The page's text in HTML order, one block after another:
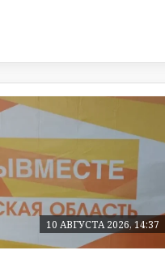
10 АВГУСТА 2026, 14:37